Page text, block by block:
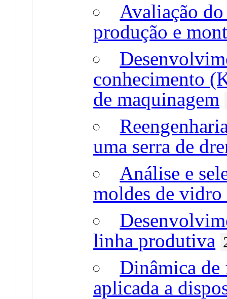
Avaliação
produção e
conhecimento
de maquinagem
uma serra de
Análise e
moldes de vidro
linha produtiva
Dinâmica
aplicada a